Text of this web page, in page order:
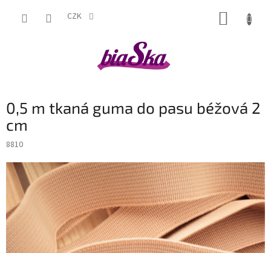
CZK
0,5 m tkaná guma do pasu béžová 2
cm
8810